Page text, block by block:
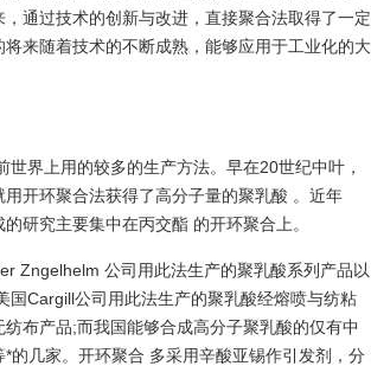
通过技术的创新与改进，直接聚合法取得了一定
来随着技术的不断成熟，能够应用于工业化的大
世界上用的较多的生产方法。早在20世纪中叶，
开环聚合法获得了高分子量的聚乳酸 。近年
研究主要集中在丙交酯 的开环聚合上。
Zngelhelm 公司用此法生产的聚乳酸系列产品以
国Cargill公司用此法生产的聚乳酸经熔喷与纺粘
纺布产品;而我国能够合成高分子聚乳酸的仅有中
的几家。开环聚合 多采用辛酸亚锡作引发剂，分